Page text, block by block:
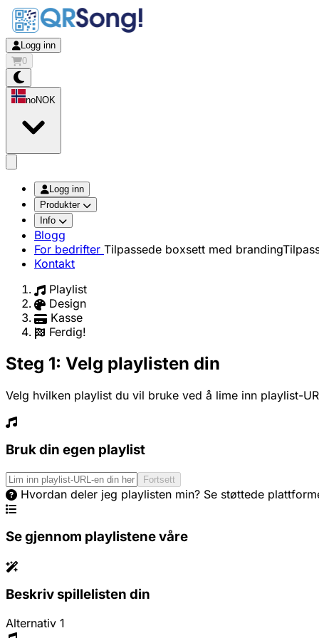
Logg inn
0
noNOK
Logg inn
Produkter
Info
Blogg
For bedrifter Tilpassede boxsett med branding
Kontakt
Playlist
Design
Kasse
Ferdig!
Steg 1: Velg playlisten din
Velg hvilken playlist du vil bruke ved å lime inn playlist-
Bruk din egen playlist
Fortsett
Hvordan deler jeg playlisten min? Se støttede
Se gjennom playlistene våre
Beskriv spillelisten din
Alternativ 1